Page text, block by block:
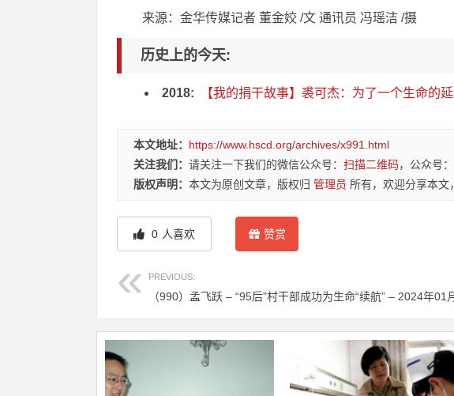
来源：金华传媒记者 董金姣 /文 通讯员 冯瑶洁 /摄
历史上的今天:
2018: 【我的捐干故事】裘可杰：为了一个生命的
本文地址： https://www.hscd.org/archives/x991.html
关注我们： 请关注一下我们的微信公众号： 扫描二维码，公众号
版权声明： 本文为原创文章，版权归 管理员 所有，欢迎分享本文
0 人喜欢 赞赏
PREVIOUS:
（990）孟飞跃 – “95后”村干部成功为生命“续航” – 2024年01